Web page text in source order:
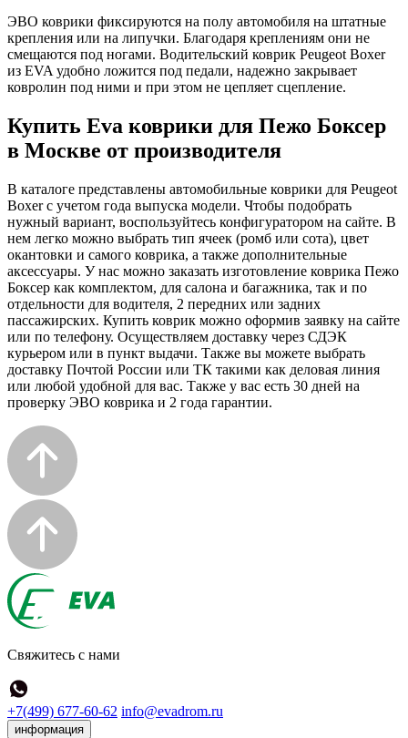
ЭВО коврики фиксируются на полу автомобиля на штатные
крепления или на липучки. Благодаря креплениям они не
смещаются под ногами. Водительский коврик Peugeot Boxer
из EVA удобно ложится под педали, надежно закрывает
ковролин под ними и при этом не цепляет сцепление.
Купить Eva коврики для Пежо Боксер
в Москве от производителя
В каталоге представлены автомобильные коврики для Peugeot
Boxer с учетом года выпуска модели. Чтобы подобрать
нужный вариант, воспользуйтесь конфигуратором на сайте. В
нем легко можно выбрать тип ячеек (ромб или сота), цвет
окантовки и самого коврика, а также дополнительные
аксессуары. У нас можно заказать изготовление коврика Пежо
Боксер как комплектом, для салона и багажника, так и по
отдельности для водителя, 2 передних или задних
пассажирских. Купить коврик можно оформив заявку на сайте
или по телефону. Осуществляем доставку через СДЭК
курьером или в пункт выдачи. Также вы можете выбрать
доставку Почтой России или ТК такими как деловая линия
или любой удобной для вас. Также у вас есть 30 дней на
проверку ЭВО коврика и 2 года гарантии.
Свяжитесь с нами
+7(499) 677-60-62 info@evadrom.ru
информация